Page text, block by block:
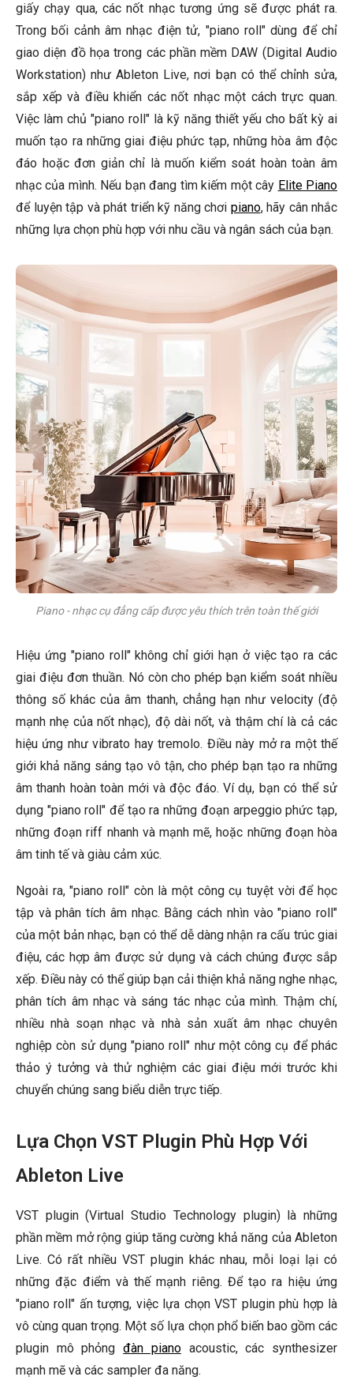
giấy chạy qua, các nốt nhạc tương ứng sẽ được phát ra.
Trong bối cảnh âm nhạc điện tử, "piano roll" dùng để chỉ
giao diện đồ họa trong các phần mềm DAW (Digital Audio
Workstation) như Ableton Live, nơi bạn có thể chỉnh sửa,
sắp xếp và điều khiển các nốt nhạc một cách trực quan.
Việc làm chủ "piano roll" là kỹ năng thiết yếu cho bất kỳ ai
muốn tạo ra những giai điệu phức tạp, những hòa âm độc
đáo hoặc đơn giản chỉ là muốn kiểm soát hoàn toàn âm
nhạc của mình. Nếu bạn đang tìm kiếm một cây Elite Piano
để luyện tập và phát triển kỹ năng chơi piano, hãy cân nhắc
những lựa chọn phù hợp với nhu cầu và ngân sách của bạn.
Piano - nhạc cụ đẳng cấp được yêu thích trên toàn thế giới
Hiệu ứng "piano roll" không chỉ giới hạn ở việc tạo ra các
giai điệu đơn thuần. Nó còn cho phép bạn kiểm soát nhiều
thông số khác của âm thanh, chẳng hạn như velocity (độ
mạnh nhẹ của nốt nhạc), độ dài nốt, và thậm chí là cả các
hiệu ứng như vibrato hay tremolo. Điều này mở ra một thế
giới khả năng sáng tạo vô tận, cho phép bạn tạo ra những
âm thanh hoàn toàn mới và độc đáo. Ví dụ, bạn có thể sử
dụng "piano roll" để tạo ra những đoạn arpeggio phức tạp,
những đoạn riff nhanh và mạnh mẽ, hoặc những đoạn hòa
âm tinh tế và giàu cảm xúc.
Ngoài ra, "piano roll" còn là một công cụ tuyệt vời để học
tập và phân tích âm nhạc. Bằng cách nhìn vào "piano roll"
của một bản nhạc, bạn có thể dễ dàng nhận ra cấu trúc giai
điệu, các hợp âm được sử dụng và cách chúng được sắp
xếp. Điều này có thể giúp bạn cải thiện khả năng nghe nhạc,
phân tích âm nhạc và sáng tác nhạc của mình. Thậm chí,
nhiều nhà soạn nhạc và nhà sản xuất âm nhạc chuyên
nghiệp còn sử dụng "piano roll" như một công cụ để phác
thảo ý tưởng và thử nghiệm các giai điệu mới trước khi
chuyển chúng sang biểu diễn trực tiếp.
Lựa Chọn VST Plugin Phù Hợp Với
Ableton Live
VST plugin (Virtual Studio Technology plugin) là những
phần mềm mở rộng giúp tăng cường khả năng của Ableton
Live. Có rất nhiều VST plugin khác nhau, mỗi loại lại có
những đặc điểm và thế mạnh riêng. Để tạo ra hiệu ứng
"piano roll" ấn tượng, việc lựa chọn VST plugin phù hợp là
vô cùng quan trọng. Một số lựa chọn phổ biến bao gồm các
plugin mô phỏngđàn pianoacoustic, các synthesizer
mạnh mẽ và các sampler đa năng.